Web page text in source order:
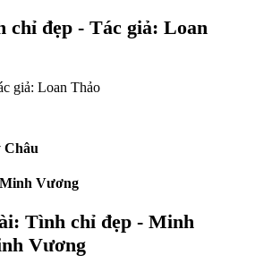
đẹp - Tác giả: Loan
giả: Loan Thảo
Vương
Tình chỉ đẹp - Minh
Vương